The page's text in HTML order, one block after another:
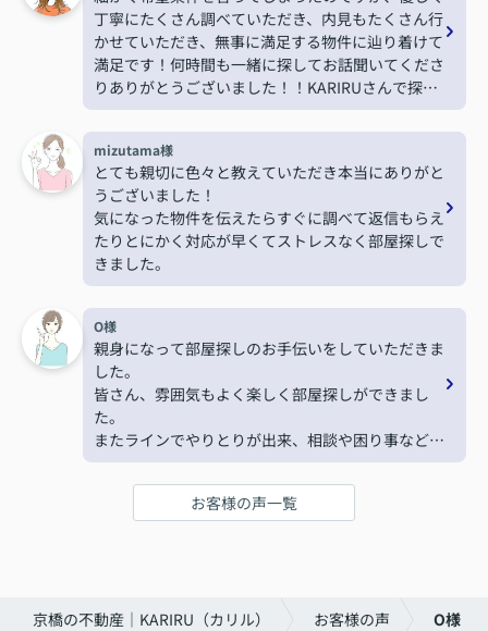
丁寧にたくさん調べていただき、内見もたくさん行
かせていただき、無事に満足する物件に辿り着けて
満足です！何時間も一緒に探してお話聞いてくださ
りありがとうございました！！KARIRUさんで探し
て本当に良かったです！また機会がありましたらお
願いします！
mizutama様
とても親切に色々と教えていただき本当にありがと
うございました！
気になった物件を伝えたらすぐに調べて返信もらえ
たりとにかく対応が早くてストレスなく部屋探しで
きました。
O様
親身になって部屋探しのお手伝いをしていただきま
した。
皆さん、雰囲気もよく楽しく部屋探しができまし
た。
またラインでやりとりが出来、相談や困り事などす
ぐに聞けたため不安もなくすすめることができまし
ありがとうございました。
お客様の声一覧
京橋の不動産｜KARIRU（カリル） お客様の声 O様